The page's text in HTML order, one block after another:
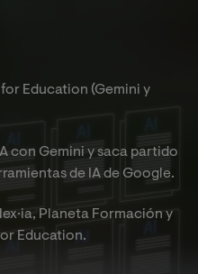
Education (Gemini y
con Gemini y saca partido
de IA de Google.​
Planeta Formación y
Education.​